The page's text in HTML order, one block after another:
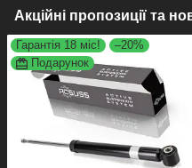
Акційні пропозиції та
Гарантія 18 міс!
–20%
Подарунок